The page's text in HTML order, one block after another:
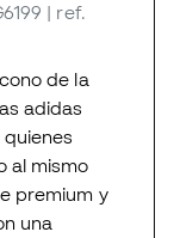
| ref.
de la
adidas
al mismo
premium y
una